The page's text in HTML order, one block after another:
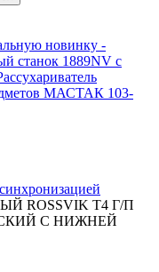
новинку -
станок 1889NV с
МАСТАК 103-
ROSSVIK T4 Г/П
С НИЖНЕЙ